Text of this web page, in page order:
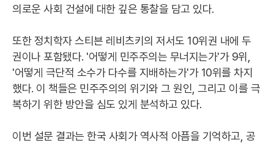
의로운 사회 건설에 대한 깊은 통찰을 담고 있다.
또한 정치학자 스티븐 레비츠키의 저서도 10위권 내에 두
권이나 포함됐다. '어떻게 민주주의는 무너지는가'가 9위,
'어떻게 극단적 소수가 다수를 지배하는가'가 10위를 차지
했다. 이 책들은 민주주의의 위기와 그 원인, 그리고 이를 극
복하기 위한 방안을 심도 있게 분석하고 있다.
이번 설문 결과는 한국 사회가 역사적 아픔을 기억하고, 공